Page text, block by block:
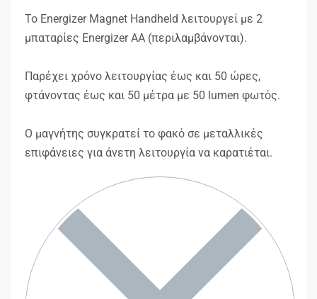
Το Energizer Magnet Handheld λειτουργεί με 2
μπαταρίες Energizer AA (περιλαμβάνονται).
Παρέχει χρόνο λειτουργίας έως και 50 ώρες,
φτάνοντας έως και 50 μέτρα με 50 lumen φωτός.
Ο μαγνήτης συγκρατεί το φακό σε μεταλλικές
επιφάνειες για άνετη λειτουργία να καρατιέται.